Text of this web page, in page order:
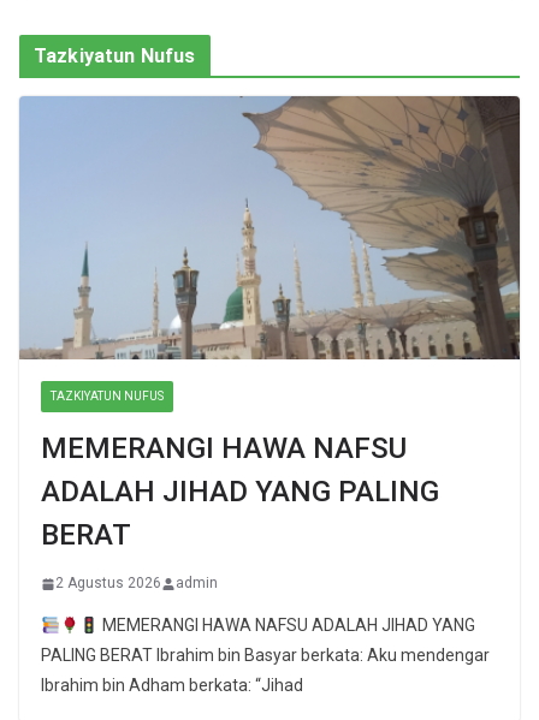
Tazkiyatun Nufus
TAZKIYATUN NUFUS
MEMERANGI HAWA NAFSU
ADALAH JIHAD YANG PALING
BERAT
2 Agustus 2026 admin
MEMERANGI HAWA NAFSU ADALAH JIHAD YANG
PALING BERAT Ibrahim bin Basyar berkata: Aku mendengar
Ibrahim bin Adham berkata: “Jihad